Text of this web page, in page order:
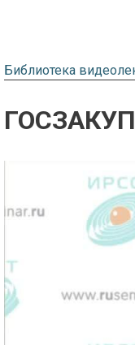
Библиотека